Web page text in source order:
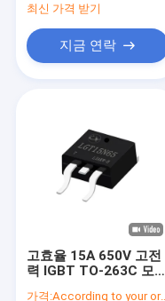
최신 가격 받기
지금 연락
고효율 15A 650V 고전
력 IGBT TO-263C 모터
가격:According to your order requirement